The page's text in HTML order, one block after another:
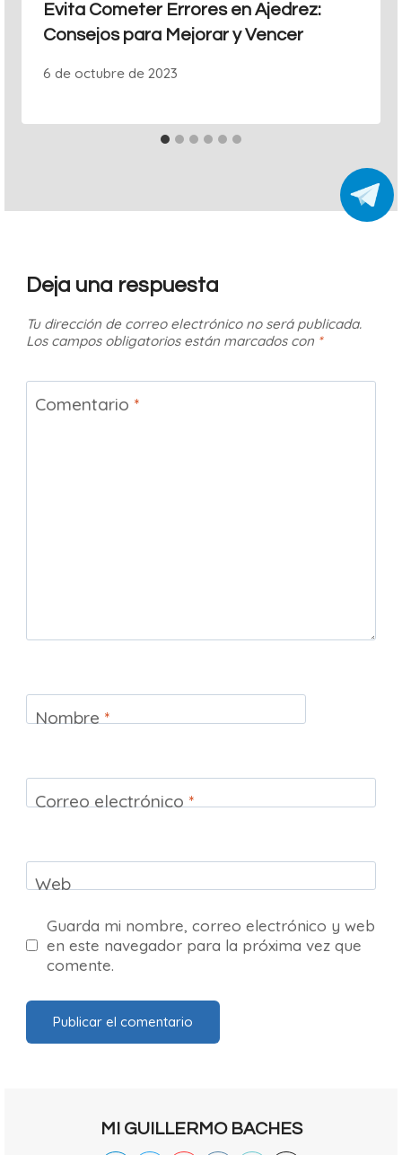
Evita Cometer Errores en Ajedrez:
Consejos para Mejorar y Vencer
6 de octubre de 2023
Deja una respuesta
Tu dirección de correo electrónico no será publicada.
Los campos obligatorios están marcados con *
Comentario *
Nombre *
Correo electrónico *
Web
Guarda mi nombre, correo electrónico y web
en este navegador para la próxima vez que
comente.
MI GUILLERMO BACHES